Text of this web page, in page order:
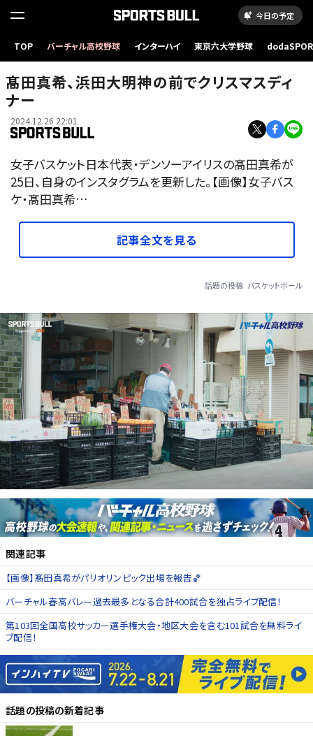
今日の予定
TOP バーチャル高校野球 インターハイ 東京六大学野球
髙田真希、浜田大明神の前でクリスマスディ
ナー
2024.12.26 22:01
女子バスケット日本代表・デンソーアイリスの髙田真希が
25日、自身のインスタグラムを更新した。【画像】女子バス
ケ・髙田真希…
記事全文を見る
話題の投稿 バスケットボール
関連記事
【画像】髙田真希がパリオリンピック出場を報告🏀
バーチャル春高バレー過去最多となる合計400試合を独占ライブ配信！
第103回全国高校サッカー選手権大会・地区大会を含む101試合を無料ライ
ブ配信！
話題の投稿の新着記事